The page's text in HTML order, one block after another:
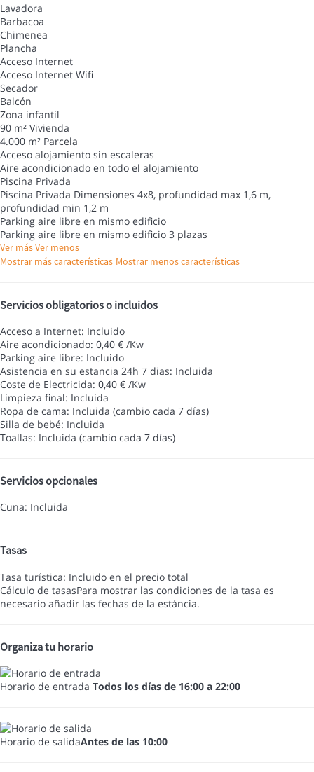
Lavadora
Barbacoa
Chimenea
Plancha
Acceso Internet
Acceso Internet Wifi
Secador
Balcón
Zona infantil
90 m² Vivienda
4.000 m² Parcela
Acceso alojamiento sin escaleras
Aire acondicionado en todo el alojamiento
Piscina Privada
Piscina Privada Dimensiones 4x8, profundidad max 1,6 m,
profundidad min 1,2 m
Parking aire libre en mismo edificio
Parking aire libre en mismo edificio 3 plazas
Ver másVer menos
Mostrar más características Mostrar menos características
Servicios obligatorios o incluidos
Acceso a Internet: Incluido
Aire acondicionado: 0,40 € /Kw
Parking aire libre: Incluido
Asistencia en su estancia 24h 7 dias: Incluida
Coste de Electricida: 0,40 € /Kw
Limpieza final: Incluida
Ropa de cama: Incluida (cambio cada 7 días)
Silla de bebé: Incluida
Toallas: Incluida (cambio cada 7 días)
Servicios opcionales
Cuna: Incluida
Tasas
Tasa turística: Incluido en el precio total
Cálculo de tasasPara mostrar las condiciones de la tasa es
necesario añadir las fechas de la estáncia.
Organiza tu horario
Horario de entrada Todos los días de 16:00 a 22:00
Horario de salidaAntes de las 10:00